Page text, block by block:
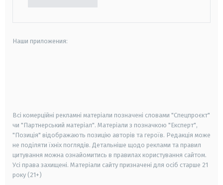
Наши приложения:
Всі комерційні рекламні матеріали позначені словами "Спецпроєкт"
чи "Партнерський матеріал". Матеріали з позначкою "Експерт",
"Позиція" відображають позицію авторів та героїв. Редакція може
не поділяти їхніх поглядів. Детальніше щодо реклами та правил
цитування можна ознайомитись в правилах користування сайтом.
Усі права захищені. Матеріали сайту призначені для осіб старше 21
року (21+)